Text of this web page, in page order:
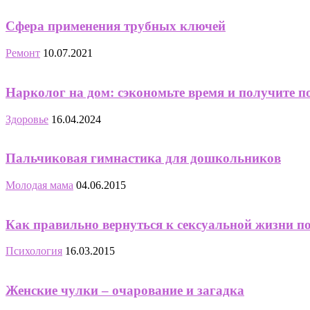
Сфера применения трубных ключей
Ремонт 10.07.2021
Нарколог на дом: сэкономьте время и получите
Здоровье 16.04.2024
Пальчиковая гимнастика для дошкольников
Молодая мама 04.06.2015
Как правильно вернуться к сексуальной жизни
Психология 16.03.2015
Женские чулки – очарование и загадка